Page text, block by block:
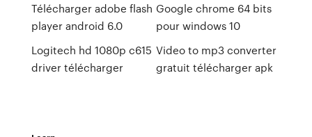
Télécharger adobe flash
player android 6.0
Logitech hd 1080p c615
driver télécharger
Google chrome 64 bits
pour windows 10
Video to mp3 converter
gratuit télécharger apk